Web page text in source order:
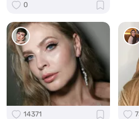
0
14371